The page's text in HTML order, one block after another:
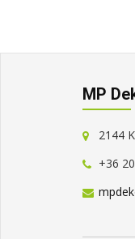
MP
2144
+36